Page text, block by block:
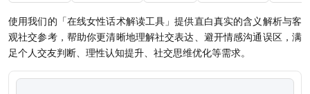
使用我们的「在线女性话术解读工具」提供直白真实的含义解析与客
观社交参考，帮助你更清晰地理解社交表达、避开情感沟通误区，满
足个人交友判断、理性认知提升、社交思维优化等需求。